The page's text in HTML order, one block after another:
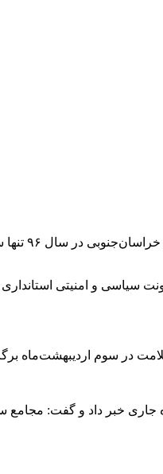
کارگروه سلامت و امنیت
سیاسی و امنیتی
در سوم اردیبهشت‌ماه
دبیر کارگروه سلامت و امنیت غذایی استان از برگزاری جلسه بعدی این کارگروه با حضور دو